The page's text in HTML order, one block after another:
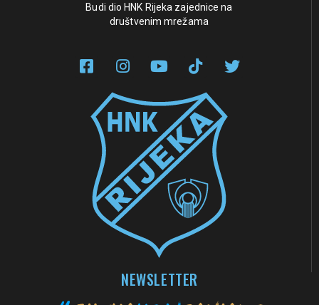
Budi dio HNK Rijeka zajednice na
društvenim mrežama
NEWSLETTER